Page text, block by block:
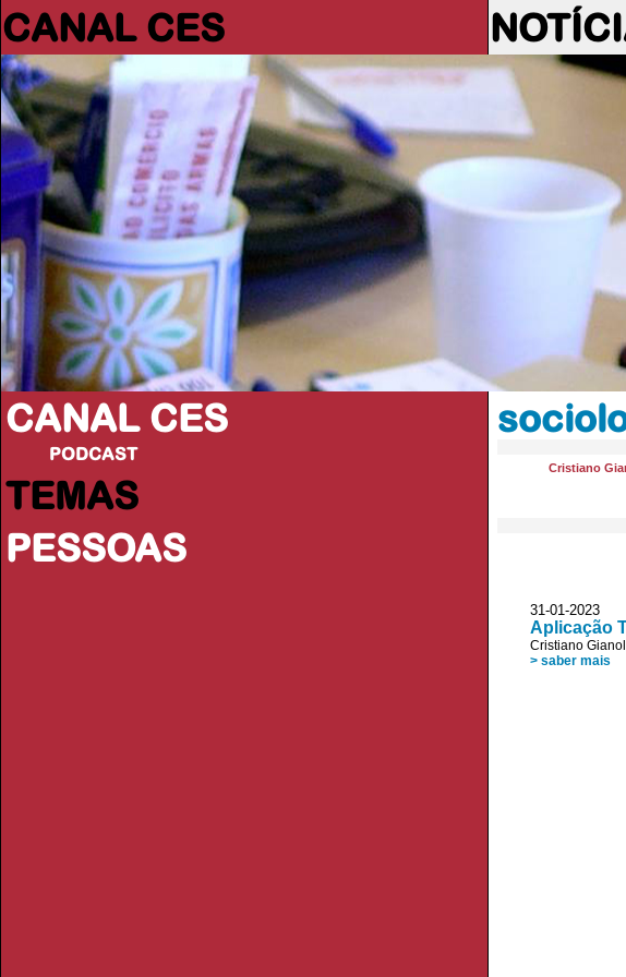
CANAL CES
CANAL CES
PODCAST
TEMAS
PESSOAS
Cristiano
31-01-2023
Aplicação
Cristiano
> saber mais